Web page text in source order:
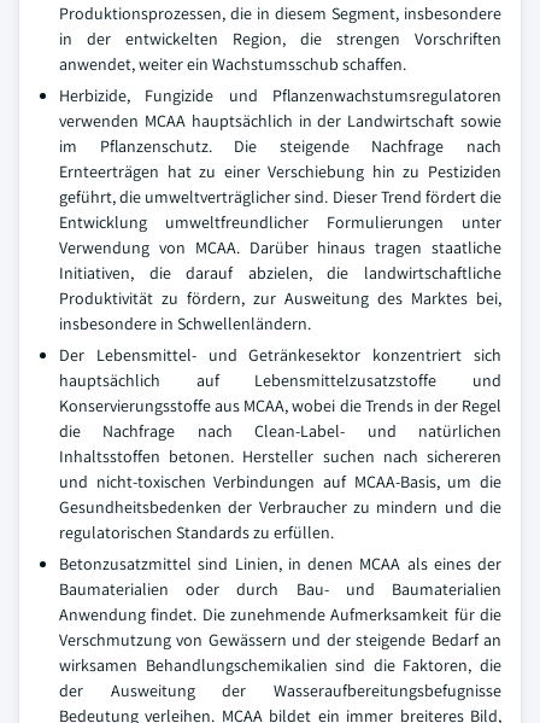
Produktionsprozessen, die in diesem Segment, insbesondere
in der entwickelten Region, die strengen Vorschriften
anwendet, weiter ein Wachstumsschub schaffen.
Herbizide, Fungizide und Pflanzenwachstumsregulatoren
verwenden MCAA hauptsächlich in der Landwirtschaft sowie
im Pflanzenschutz. Die steigende Nachfrage nach
Ernteerträgen hat zu einer Verschiebung hin zu Pestiziden
geführt, die umweltverträglicher sind. Dieser Trend fördert die
Entwicklung umweltfreundlicher Formulierungen unter
Verwendung von MCAA. Darüber hinaus tragen staatliche
Initiativen, die darauf abzielen, die landwirtschaftliche
Produktivität zu fördern, zur Ausweitung des Marktes bei,
insbesondere in Schwellenländern.
Der Lebensmittel- und Getränkesektor konzentriert sich
hauptsächlich auf Lebensmittelzusatzstoffe und
Konservierungsstoffe aus MCAA, wobei die Trends in der Regel
die Nachfrage nach Clean-Label- und natürlichen
Inhaltsstoffen betonen. Hersteller suchen nach sichereren
und nicht-toxischen Verbindungen auf MCAA-Basis, um die
Gesundheitsbedenken der Verbraucher zu mindern und die
regulatorischen Standards zu erfüllen.
Betonzusatzmittel sind Linien, in denen MCAA als eines der
Baumaterialien oder durch Bau- und Baumaterialien
Anwendung findet. Die zunehmende Aufmerksamkeit für die
Verschmutzung von Gewässern und der steigende Bedarf an
wirksamen Behandlungschemikalien sind die Faktoren, die
der Ausweitung der Wasseraufbereitungsbefugnisse
Bedeutung verleihen. MCAA bildet ein immer breiteres Bild,